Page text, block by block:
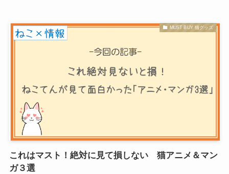
MUST BUY 猫グッズ
これはマスト！絶対に見て損しない 猫アニメ＆マン
ガ３選